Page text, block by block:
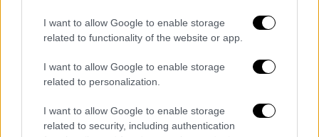
I want to allow Google to enable storage
related to functionality of the website or app.
I want to allow Google to enable storage
related to personalization.
I want to allow Google to enable storage
related to security, including authentication
ΔΗΜΟΦΙΛΗ ΣΤΟ TAG